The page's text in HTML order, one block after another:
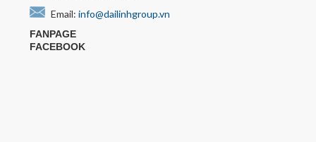
Email: info@dailinhgroup.vn
FANPAGE
FACEBOOK